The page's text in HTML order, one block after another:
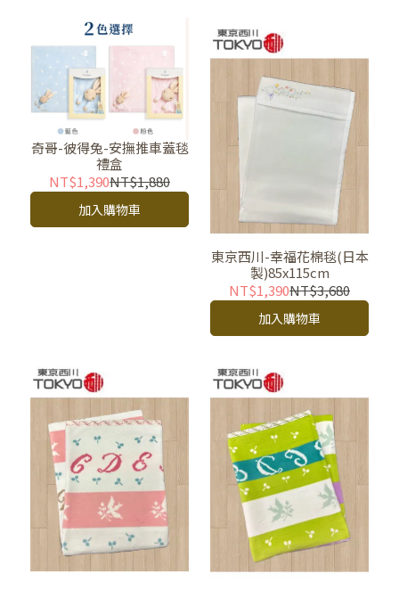
奇哥-彼得兔-安撫推車蓋毯
禮盒
NT$1,390NT$1,880
加入購物車
東京西川-幸福花棉毯(日本
製)85x115cm
NT$1,390NT$3,680
加入購物車